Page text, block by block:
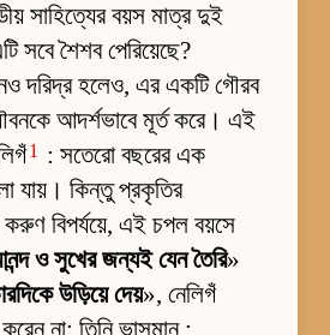
সাহিত্যের বয়স মাত্র দুই
সবে শৈশব পেরিয়েছে?
দরিদ্র হলেও, এর একটি গৌরব
আদর্শভাবে মূর্ত করে। এই
1
: সতেরো বছরের এক
যায়। কিন্তু প্রকৃতির
করুণ বিপর্যয়ে, এই চপল বয়সে
ও সুখের জন্যই যেন তৈরি»
উড়িয়ে দেয়», নেলিগঁ